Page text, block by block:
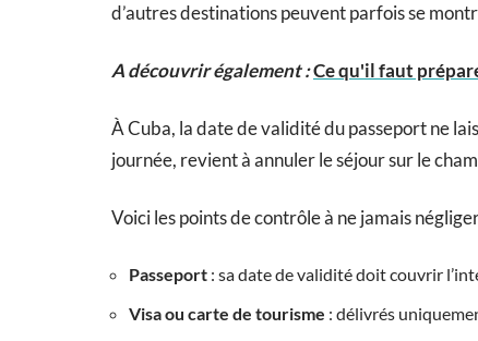
d’autres destinations peuvent parfois se
A découvrir également :Ce qu'il faut
À Cuba, la date de validité du passeport ne
journée, revient à annuler le séjour sur le
Voici les points de contrôle à ne jamais
Passeport : sa date de validité doit couvrir
Visa ou carte de tourisme : délivrés